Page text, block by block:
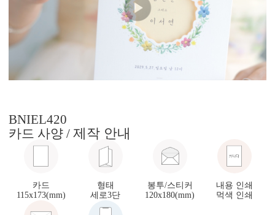
BNIEL420
카드 사양 / 제작 안내
카드
115x173(mm)
형태
세로3단
봉투/스티커
120x180(mm)
내용 인쇄
먹색 인쇄